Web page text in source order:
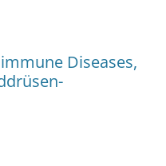
Diseases,